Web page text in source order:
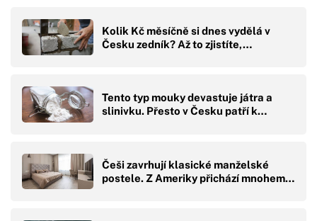
Kolik Kč měsíčně si dnes vydělá v
Česku zedník? Až to zjistíte,…
Tento typ mouky devastuje játra a
slinivku. Přesto v Česku patří k…
Češi zavrhují klasické manželské
postele. Z Ameriky přichází mnohem…